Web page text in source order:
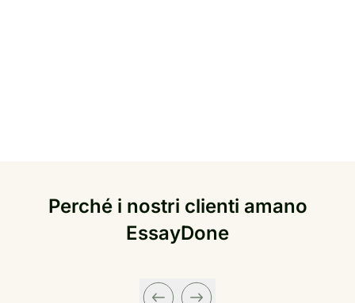
Perché i nostri clienti amano
EssayDone